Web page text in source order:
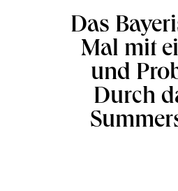
Das
Mal mit
und
Durch